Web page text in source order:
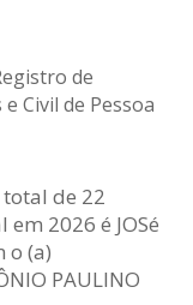
de
Civil de Pessoa
de 22
2026 é JOSé
o (a)
PAULINO